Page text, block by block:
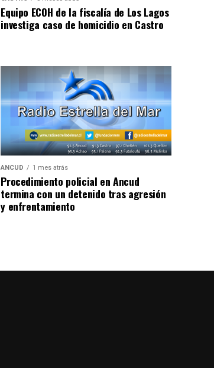
Equipo ECOH de la fiscalía de Los Lagos
investiga caso de homicidio en Castro
ANCUD 1 mes atrás
Procedimiento policial en Ancud
termina con un detenido tras agresión
y enfrentamiento